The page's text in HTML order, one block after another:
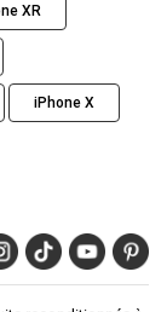
XR
iPhone X